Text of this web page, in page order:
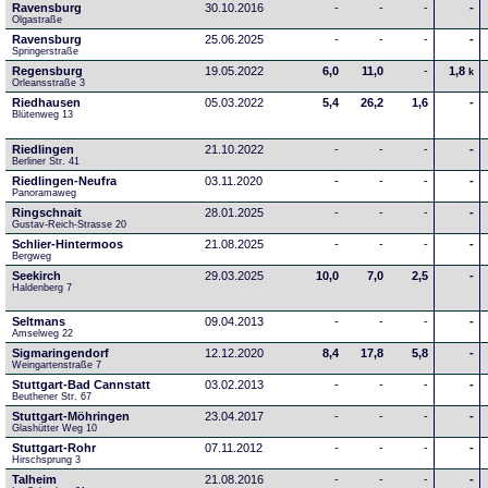
Ravensburg
Olgastraße
30.10.2016 - - - -
Ravensburg
Springerstraße
25.06.2025 - - - -
Regensburg
Orleansstraße 3
19.05.2022 6,0 11,0 - 1,8 k
Riedhausen
Blütenweg 13
05.03.2022 5,4 26,2 1,6 -
Riedlingen
Berliner Str. 41
21.10.2022 - - - -
Riedlingen-Neufra
Panoramaweg
03.11.2020 - - - -
Ringschnait
Gustav-Reich-Strasse 20
28.01.2025 - - - -
Schlier-Hintermoos
Bergweg
21.08.2025 - - - -
Seekirch
Haldenberg 7
29.03.2025 10,0 7,0 2,5 -
Seltmans
Amselweg 22
09.04.2013 - - - -
Sigmaringendorf
Weingartenstraße 7
12.12.2020 8,4 17,8 5,8 -
Stuttgart-Bad Cannstatt
Beuthener Str. 67
03.02.2013 - - - -
Stuttgart-Möhringen
Glashütter Weg 10
23.04.2017 - - - -
Stuttgart-Rohr
Hirschsprung 3
07.11.2012 - - - -
Talheim 21.08.2016 - - - -